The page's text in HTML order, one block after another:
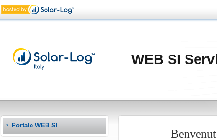
WEB SI
Portale WEB SI